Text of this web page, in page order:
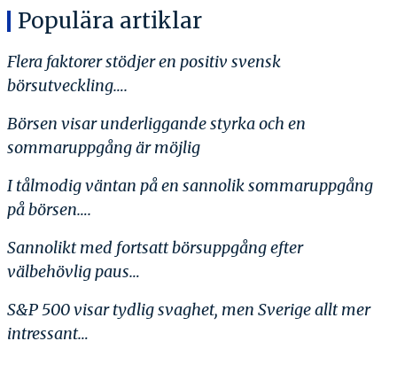
Populära artiklar
Flera faktorer stödjer en positiv svensk
börsutveckling….
Börsen visar underliggande styrka och en
sommaruppgång är möjlig
I tålmodig väntan på en sannolik sommaruppgång
på börsen….
Sannolikt med fortsatt börsuppgång efter
välbehövlig paus…
S&P 500 visar tydlig svaghet, men Sverige allt mer
intressant…